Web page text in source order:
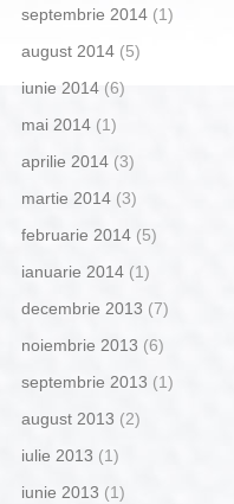
septembrie 2014(1)
august 2014(5)
iunie 2014(6)
mai 2014(1)
aprilie 2014(3)
martie 2014(3)
februarie 2014(5)
ianuarie 2014(1)
decembrie 2013 (7)
noiembrie 2013 (6)
septembrie 2013 (1)
august 2013 (2)
iulie 2013 (1)
iunie 2013 (1)